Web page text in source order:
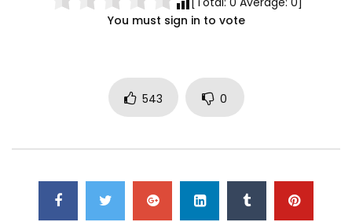
You must sign in to vote
543 0